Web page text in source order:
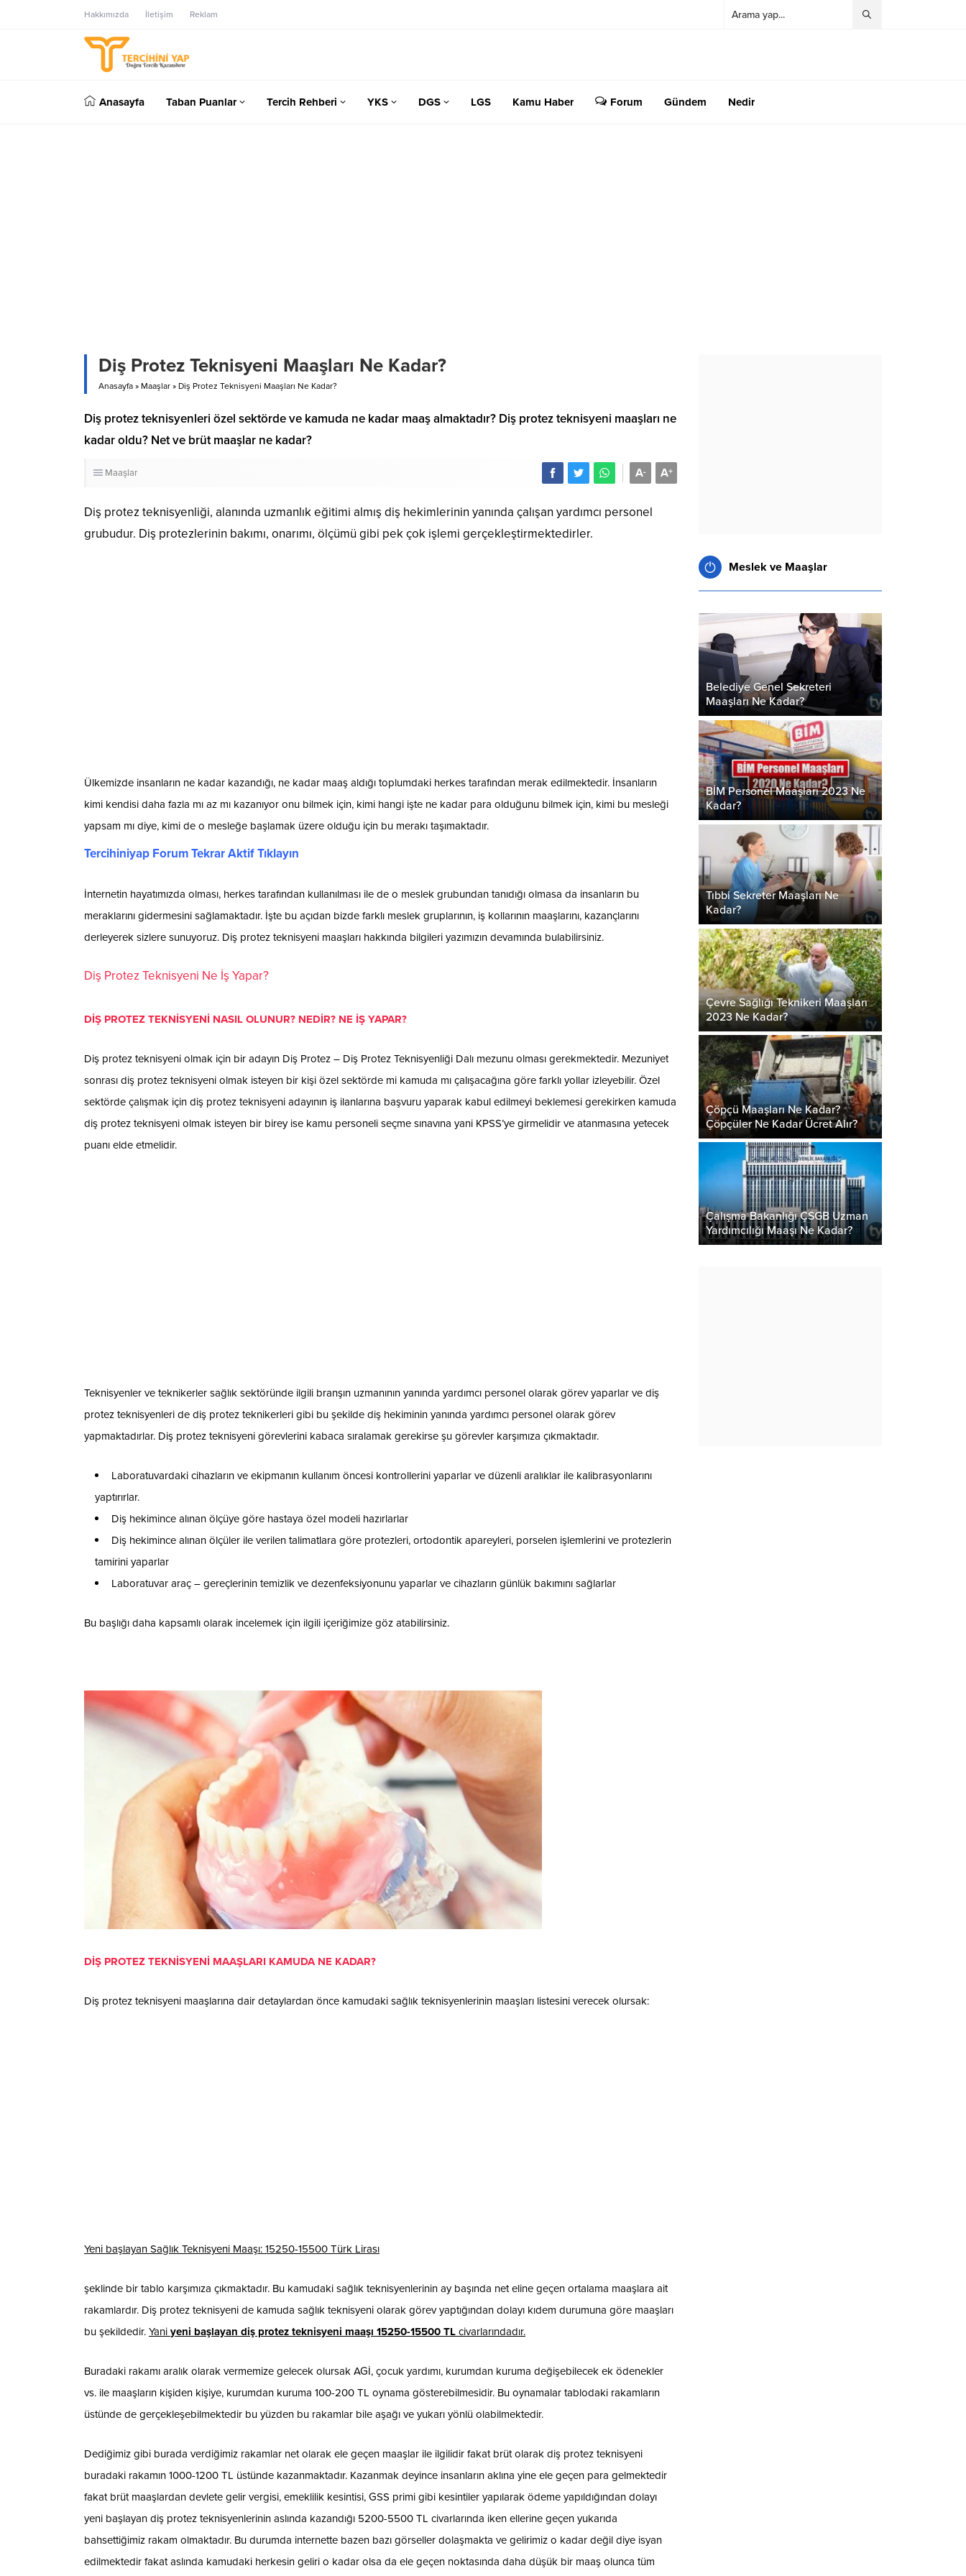
Hakkımızda İletişim Reklam
Anasayfa Taban Puanlar Tercih Rehberi YKS DGS LGS Kamu Haber Forum Gündem Nedir
Diş Protez Teknisyeni Maaşları Ne Kadar?
Anasayfa » Maaşlar » Diş Protez Teknisyeni Maaşları Ne Kadar?
​​​​​​​Diş protez teknisyenleri özel sektörde ve kamuda ne kadar maaş almaktadır? Diş protez teknisyeni maaşları ne
kadar oldu? Net ve brüt maaşlar ne kadar?
Maaşlar A+
A-
Diş protez teknisyenliği, alanında uzmanlık eğitimi almış diş hekimlerinin yanında çalışan yardımcı personel
grubudur. Diş protezlerinin bakımı, onarımı, ölçümü gibi pek çok işlemi gerçekleştirmektedirler.
Ülkemizde insanların ne kadar kazandığı, ne kadar maaş aldığı toplumdaki herkes tarafından merak edilmektedir. İnsanların
kimi kendisi daha fazla mı az mı kazanıyor onu bilmek için, kimi hangi işte ne kadar para olduğunu bilmek için, kimi bu mesleği
yapsam mı diye, kimi de o mesleğe başlamak üzere olduğu için bu merakı taşımaktadır.
Tercihiniyap Forum Tekrar Aktif Tıklayın
İnternetin hayatımızda olması, herkes tarafından kullanılması ile de o meslek grubundan tanıdığı olmasa da insanların bu
meraklarını gidermesini sağlamaktadır. İşte bu açıdan bizde farklı meslek gruplarının, iş kollarının maaşlarını, kazançlarını
derleyerek sizlere sunuyoruz. Diş protez teknisyeni maaşları hakkında bilgileri yazımızın devamında bulabilirsiniz.
Diş Protez Teknisyeni Ne İş Yapar?
DİŞ PROTEZ TEKNİSYENİ NASIL OLUNUR? NEDİR? NE İŞ YAPAR?
Diş protez teknisyeni olmak için bir adayın Diş Protez – Diş Protez Teknisyenliği Dalı mezunu olması gerekmektedir. Mezuniyet
sonrası diş protez teknisyeni olmak isteyen bir kişi özel sektörde mi kamuda mı çalışacağına göre farklı yollar izleyebilir. Özel
sektörde çalışmak için diş protez teknisyeni adayının iş ilanlarına başvuru yaparak kabul edilmeyi beklemesi gerekirken kamuda
diş protez teknisyeni olmak isteyen bir birey ise kamu personeli seçme sınavına yani KPSS’ye girmelidir ve atanmasına yetecek
puanı elde etmelidir.
Teknisyenler ve teknikerler sağlık sektöründe ilgili branşın uzmanının yanında yardımcı personel olarak görev yaparlar ve diş
protez teknisyenleri de diş protez teknikerleri gibi bu şekilde diş hekiminin yanında yardımcı personel olarak görev
yapmaktadırlar. Diş protez teknisyeni görevlerini kabaca sıralamak gerekirse şu görevler karşımıza çıkmaktadır.
Laboratuvardaki cihazların ve ekipmanın kullanım öncesi kontrollerini yaparlar ve düzenli aralıklar ile kalibrasyonlarını
yaptırırlar.
Diş hekimince alınan ölçüye göre hastaya özel modeli hazırlarlar
Diş hekimince alınan ölçüler ile verilen talimatlara göre protezleri, ortodontik apareyleri, porselen işlemlerini ve protezlerin
tamirini yaparlar
Laboratuvar araç – gereçlerinin temizlik ve dezenfeksiyonunu yaparlar ve cihazların günlük bakımını sağlarlar
Bu başlığı daha kapsamlı olarak incelemek için ilgili içeriğimize göz atabilirsiniz.
DİŞ PROTEZ TEKNİSYENİ MAAŞLARI KAMUDA NE KADAR?
Diş protez teknisyeni maaşlarına dair detaylardan önce kamudaki sağlık teknisyenlerinin maaşları listesini verecek olursak:
Yeni başlayan Sağlık Teknisyeni Maaşı: 15250-15500 Türk Lirası
şeklinde bir tablo karşımıza çıkmaktadır. Bu kamudaki sağlık teknisyenlerinin ay başında net eline geçen ortalama maaşlara ait
rakamlardır. Diş protez teknisyeni de kamuda sağlık teknisyeni olarak görev yaptığından dolayı kıdem durumuna göre maaşları
bu şekildedir. Yani yeni başlayan diş protez teknisyeni maaşı 15250-15500 TL civarlarındadır.
Buradaki rakamı aralık olarak vermemize gelecek olursak AGİ, çocuk yardımı, kurumdan kuruma değişebilecek ek ödenekler
vs. ile maaşların kişiden kişiye, kurumdan kuruma 100-200 TL oynama gösterebilmesidir. Bu oynamalar tablodaki rakamların
üstünde de gerçekleşebilmektedir bu yüzden bu rakamlar bile aşağı ve yukarı yönlü olabilmektedir.
Dediğimiz gibi burada verdiğimiz rakamlar net olarak ele geçen maaşlar ile ilgilidir fakat brüt olarak diş protez teknisyeni
buradaki rakamın 1000-1200 TL üstünde kazanmaktadır. Kazanmak deyince insanların aklına yine ele geçen para gelmektedir
fakat brüt maaşlardan devlete gelir vergisi, emeklilik kesintisi, GSS primi gibi kesintiler yapılarak ödeme yapıldığından dolayı
yeni başlayan diş protez teknisyenlerinin aslında kazandığı 5200-5500 TL civarlarında iken ellerine geçen yukarıda
bahsettiğimiz rakam olmaktadır. Bu durumda internette bazen bazı görseller dolaşmakta ve gelirimiz o kadar değil diye isyan
edilmektedir fakat aslında kamudaki herkesin geliri o kadar olsa da ele geçen noktasında daha düşük bir maaş olunca tüm
Meslek ve Maaşlar
Belediye Genel Sekreteri
Maaşları Ne Kadar?
BİM Personel Maaşları 2023 Ne
Kadar?
Tıbbi Sekreter Maaşları Ne
Kadar?
Çevre Sağlığı Teknikeri Maaşları
2023 Ne Kadar?
Çöpçü Maaşları Ne Kadar?
Çöpçüler Ne Kadar Ücret Alır?
Çalışma Bakanlığı ÇSGB Uzman
Yardımcılığı Maaşı Ne Kadar?